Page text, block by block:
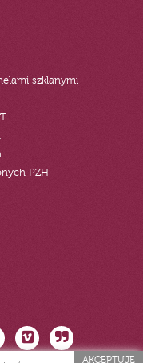
szklanymi
PZH
AKCEPTUJĘ